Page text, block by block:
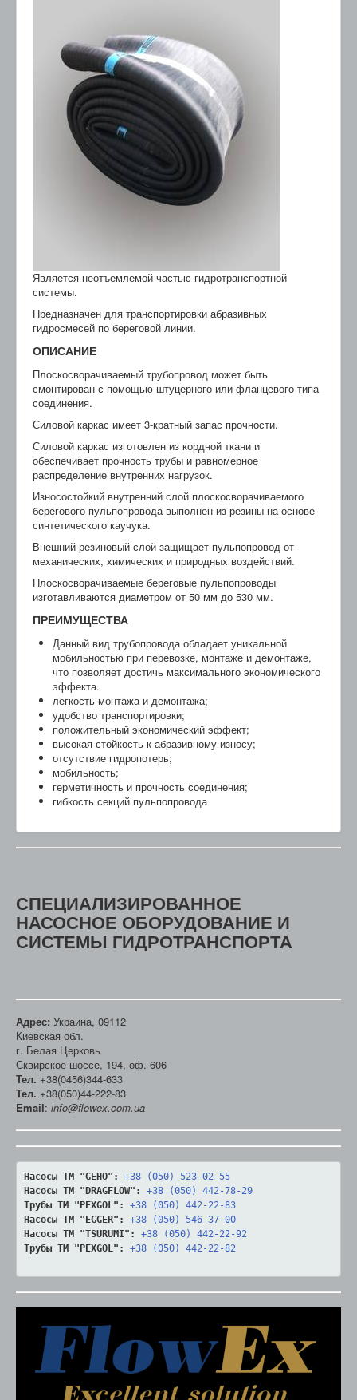
Является неотъемлемой частью гидротранспортной
системы.
Предназначен для транспортировки абразивных
гидросмесей по береговой линии.
ОПИСАНИЕ
Плоскосворачиваемый трубопровод может быть
смонтирован с помощью штуцерного или фланцевого типа
соединения.
Силовой каркас имеет 3-кратный запас прочности.
Силовой каркас изготовлен из кордной ткани и
обеспечивает прочность трубы и равномерное
распределение внутренних нагрузок.
Износостойкий внутренний слой плоскосворачиваемого
берегового пульпопровода выполнен из резины на основе
синтетического каучука.
Внешний резиновый слой защищает пульпопровод от
механических, химических и природных воздействий.
Плоскосворачиваемые береговые пульпопроводы
изготавливаются диаметром от 50 мм до 530 мм.
ПРЕИМУЩЕСТВА
Данный вид трубопровода обладает уникальной
мобильностью при перевозке, монтаже и демонтаже,
что позволяет достичь максимального экономического
эффекта.
легкость монтажа и демонтажа;
удобство транспортировки;
положительный экономический эффект;
высокая стойкость к абразивному износу;
отсутствие гидропотерь;
мобильность;
герметичность и прочность соединения;
гибкость секций пульпопровода
СПЕЦИАЛИЗИРОВАННОЕ
НАСОСНОЕ ОБОРУДОВАНИЕ И
СИСТЕМЫ ГИДРОТРАНСПОРТА
Адрес: Украина, 09112
Киевская обл.
г. Белая Церковь
Сквирское шоссе, 194, оф. 606
Тел. +38(0456)344-633
Тел. +38(050)44-222-83
Email: info@flowex.com.ua
Насосы ТМ "GEHO":
+38 (050) 523-02-55
Насосы ТМ "DRAGFLOW":
+38 (050) 442-78-29
Трубы ТМ "PEXGOL":
+38 (050) 442-22-83
Насосы ТМ "EGGER":
+38 (050) 546-37-00
Насосы ТМ "TSURUMI":
+38 (050) 442-22-92
Трубы ТМ "PEXGOL":
+38 (050) 442-22-82